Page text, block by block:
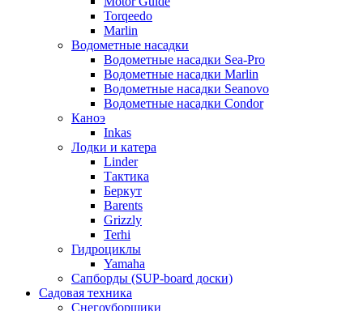
Torqeedo
Marlin
Водометные насадки
Водометные насадки Sea-Pro
Водометные насадки Marlin
Водометные насадки Seanovo
Водометные насадки Condor
Каноэ
Inkas
Лодки и катера
Linder
Тактика
Беркут
Barents
Grizzly
Terhi
Гидроциклы
Yamaha
Сапборды (SUP-board доски)
Садовая техника
Снегоуборщики